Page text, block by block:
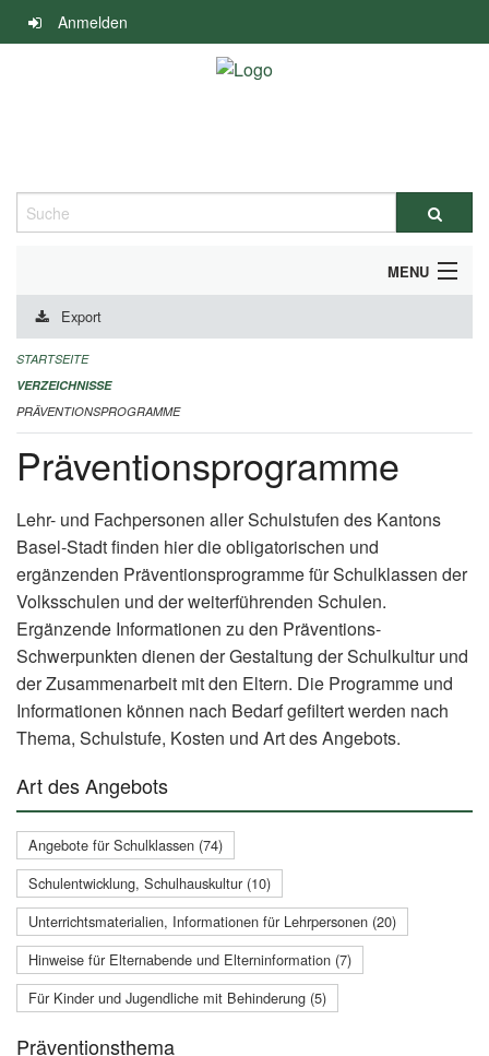
Navigation
überspringen
Anmelden
Suche
MENU
DURCHFÜHRUNG UND FINANZIERUNG
IMPRESSUM
Export
STARTSEITE
VERZEICHNISSE
PRÄVENTIONSPROGRAMME
Präventionsprogramme
Lehr- und Fachpersonen aller Schulstufen des Kantons
Basel-Stadt finden hier die obligatorischen und
ergänzenden Präventionsprogramme für Schulklassen der
Volksschulen und der weiterführenden Schulen.
Ergänzende Informationen zu den Präventions-
Schwerpunkten dienen der Gestaltung der Schulkultur und
der Zusammenarbeit mit den Eltern. Die Programme und
Informationen können nach Bedarf gefiltert werden nach
Thema, Schulstufe, Kosten und Art des Angebots.
Art des Angebots
Angebote für Schulklassen (74)
Schulentwicklung, Schulhauskultur (10)
Unterrichtsmaterialien, Informationen für Lehrpersonen (20)
Hinweise für Elternabende und Elterninformation (7)
Für Kinder und Jugendliche mit Behinderung (5)
Präventionsthema